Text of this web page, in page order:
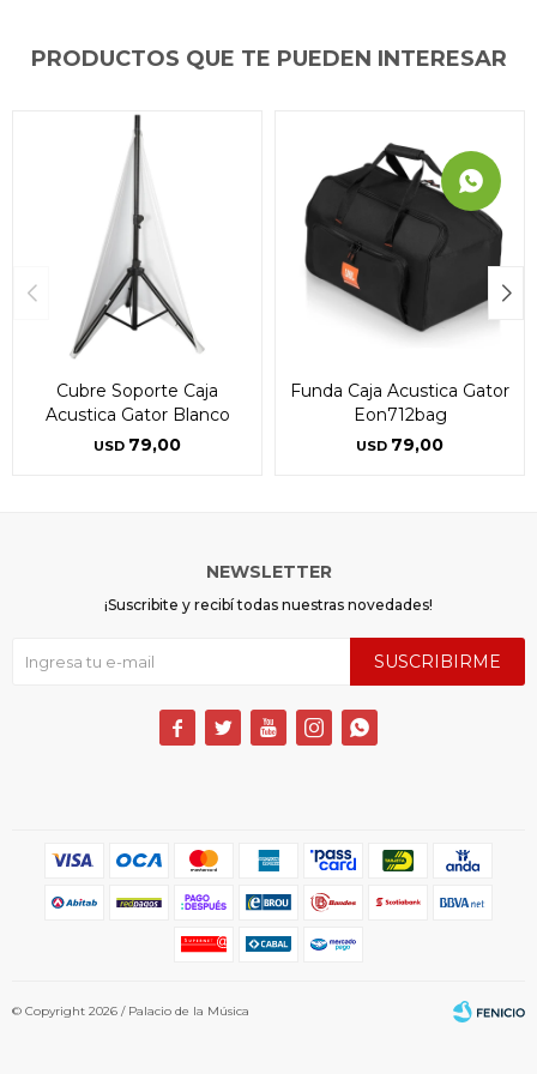
PRODUCTOS QUE TE PUEDEN INTERESAR
Cubre Soporte Caja
Acustica Gator Blanco
USD 79,00
Funda Caja Acustica Gator
Eon712bag
USD 79,00
NEWSLETTER
¡Suscribite y recibí todas nuestras novedades!
SUSCRIBIRME
    
© Copyright 2026 / Palacio de la Música